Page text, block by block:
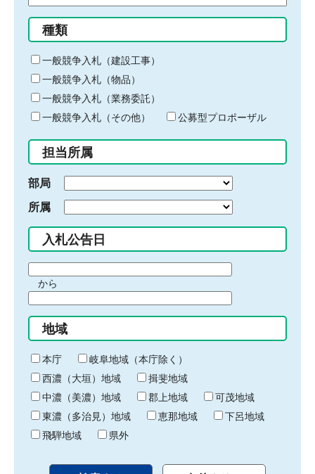
る
キ
ー
ワ
ー
ド
入
力
種類
一般競争入札（建設工事）
一般競争入札（物品）
一般競争入札（業務委託）
一般競争入札（その他）
公募型プロポーザル
担当所属
部局
所属
入札公告日
間
始
り
から
間
終
わ
り
地域
本庁
岐阜地域（本庁除く）
西濃（大垣）地域
揖斐地域
中濃（美濃）地域
郡上地域
可茂地域
東濃（多治見）地域
恵那地域
下呂地域
飛騨地域
県外